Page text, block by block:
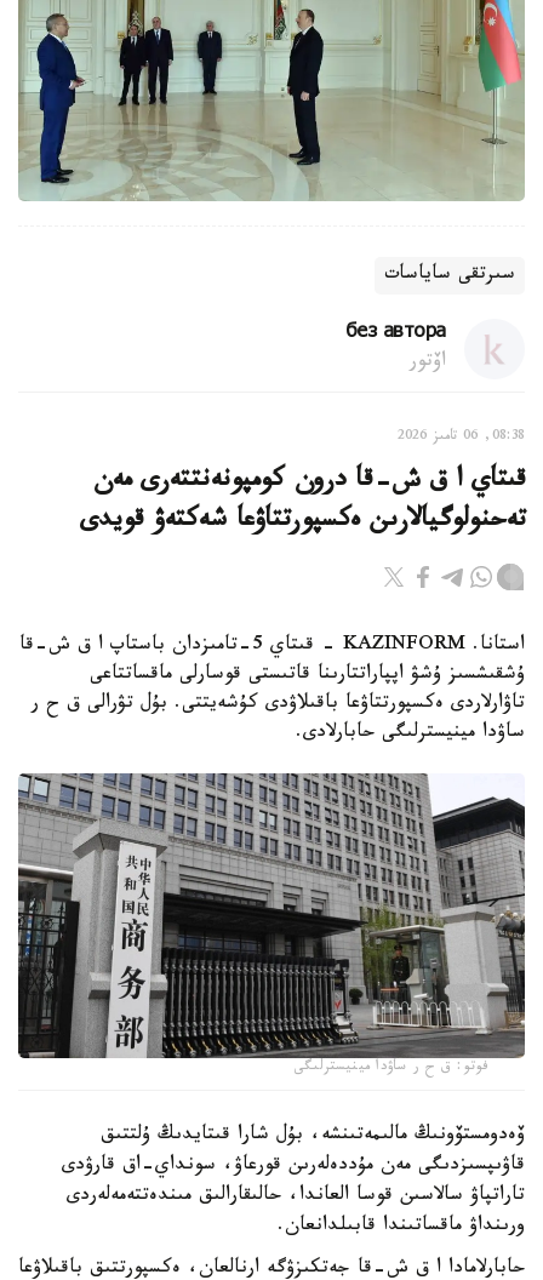
سىرتقى ساياسات
без автора
اۆتور
08:38, 06 تامىز 2026
قىتاي ا ق ش-قا درون كومپونەنتتەرى مەن
تەحنولوگيالارىن ەكسپورتتاۋعا شەكتەۋ قويدى
استانا. KAZINFORM - قىتاي 5-تامىزدان باستاپ ا ق ش-قا
ۇشقىشسىز ۇشۋ اپپاراتتارىنا قاتىستى قوسارلى ماقساتتاعى
تاۋارلاردى ەكسپورتتاۋعا باقىلاۋدى كۇشەيتتى. بۇل تۋرالى ق ح ر
ساۋدا مينيسترلىگى حابارلادى.
فوتو: ق ح ر ساۋدا مينيسترلىگى
ۆەدومستۆونىڭ مالىمەتىنشە، بۇل شارا قىتايدىڭ ۇلتتىق
قاۋىپسىزدىگى مەن مۇددەلەرىن قورعاۋ، سونداي-اق قارۋدى
تاراتپاۋ سالاسىن قوسا العاندا، حالىقارالىق مىندەتتەمەلەردى
ورىنداۋ ماقساتىندا قابىلدانعان.
حابارلامادا ا ق ش-قا جەتكىزۋگە ارنالعان، ەكسپورتتىق باقىلاۋعا